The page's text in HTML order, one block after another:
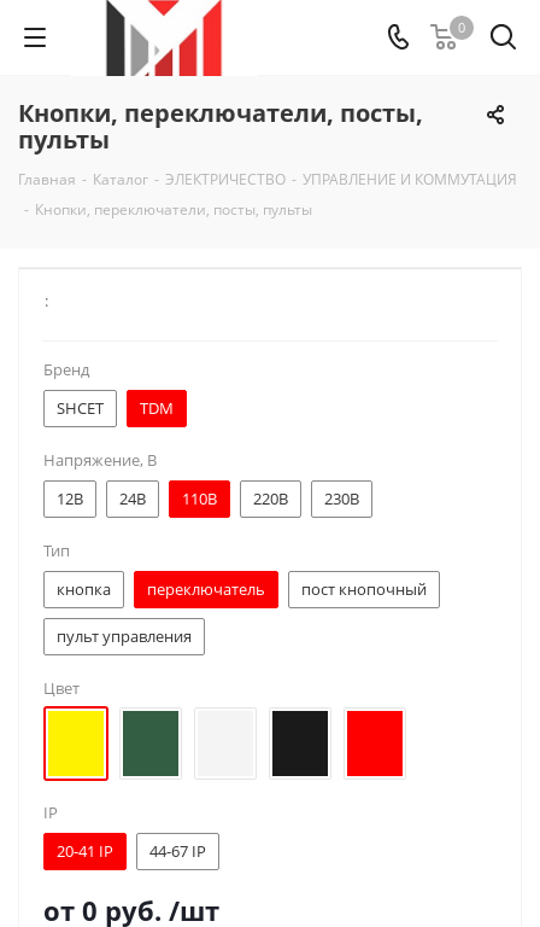
0
Кнопки, переключатели, посты,
пульты
Главная - Каталог - ЭЛЕКТРИЧЕСТВО - УПРАВЛЕНИЕ И КОММУТАЦИЯ
- Кнопки, переключатели, посты, пульты
:
Бренд
SHCET
TDM
Напряжение, В
12В
24В 110В 220В 230В
Тип
кнопка
переключатель пост кнопочный
пульт управления
Цвет
IP
20-41 IP
44-67 IP
от 0 руб. /шт